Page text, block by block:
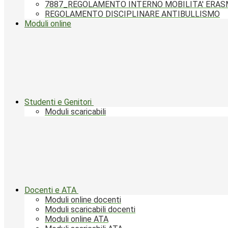
7887_REGOLAMENTO INTERNO MOBILITA'
REGOLAMENTO DISCIPLINARE ANTIBULLISMO
Moduli online
Studenti e Genitori
Moduli scaricabili
Docenti e ATA
Moduli online docenti
Moduli scaricabili docenti
Moduli online ATA